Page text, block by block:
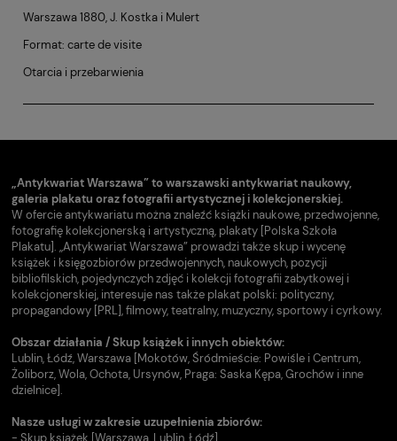
Warszawa 1880, J. Kostka i Mulert
Format: carte de visite
Otarcia i przebarwienia
„Antykwariat Warszawa” to warszawski antykwariat naukowy,
galeria plakatu oraz fotografii artystycznej i kolekcjonerskiej.
W ofercie antykwariatu można znaleźć książki naukowe, przedwojenne,
fotografię kolekcjonerską i artystyczną, plakaty [Polska Szkoła
Plakatu]. „Antykwariat Warszawa” prowadzi także skup i wycenę
książek i księgozbiorów przedwojennych, naukowych, pozycji
bibliofilskich, pojedynczych zdjęć i kolekcji fotografii zabytkowej i
kolekcjonerskiej, interesuje nas także plakat polski: polityczny,
propagandowy [PRL], filmowy, teatralny, muzyczny, sportowy i cyrkowy.
Obszar działania / Skup książek i innych obiektów:
Lublin, Łódź, Warszawa [Mokotów, Śródmieście: Powiśle i Centrum,
Żoliborz, Wola, Ochota, Ursynów, Praga: Saska Kępa, Grochów i inne
dzielnice].
Nasze usługi w zakresie uzupełnienia zbiorów:
- Skup książek [Warszawa, Lublin, Łódź]